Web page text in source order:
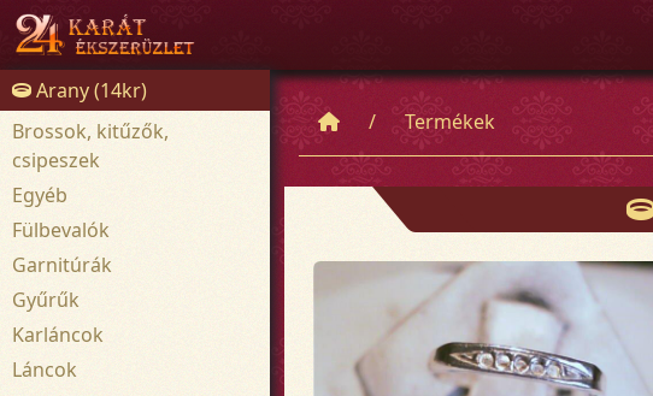
Arany (14kr)
Brossok, kitűzők,
csipeszek
Egyéb
Fülbevalók
Garnitúrák
Gyűrűk
Karláncok
Láncok
Termékek